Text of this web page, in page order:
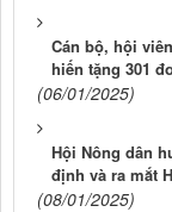
Cán bộ, hội
hiến tặng 301
(06/01/2025)
Hội Nông dân
định và ra mắt
(08/01/2025)